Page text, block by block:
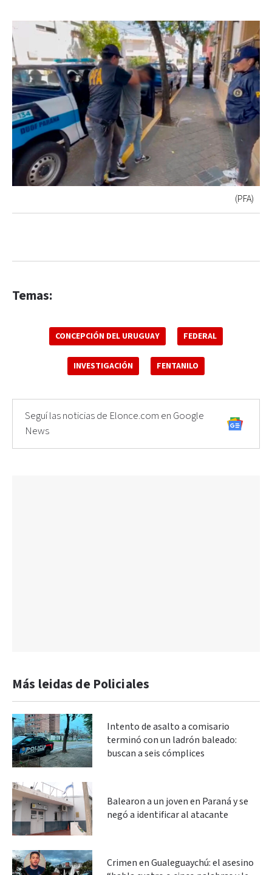
(PFA)
Temas:
CONCEPCIÓN DEL URUGUAY FEDERAL
INVESTIGACIÓN FENTANILO
Seguí las noticias de Elonce.com en Google
News
Más leidas de Policiales
Intento de asalto a comisario
terminó con un ladrón baleado:
buscan a seis cómplices
Balearon a un joven en Paraná y se
negó a identificar al atacante
Crimen en Gualeguaychú: el asesino